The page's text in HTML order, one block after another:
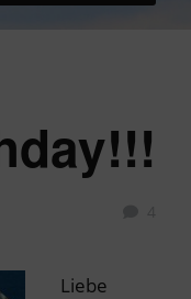
Liebe